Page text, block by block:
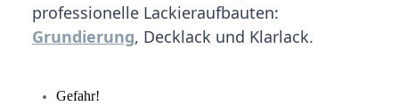
professionelle Lackieraufbauten:
Grundierung, Decklack und Klarlack.
Gefahr!